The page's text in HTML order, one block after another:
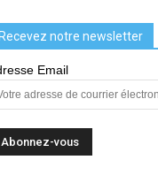
Recevez notre newsletter
Email